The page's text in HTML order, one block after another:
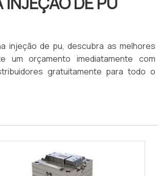
injeção de pu, descubra as melhores
um orçamento imediatamente com
gratuitamente para todo o